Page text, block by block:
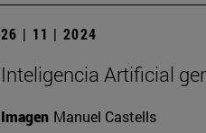
26 | 11 | 2024
Inteligencia Artificial
Imagen Manuel Castells